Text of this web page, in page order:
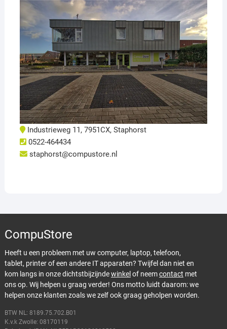
Industrieweg 11, 7951CX, Staphorst
0522-464434
staphorst@compustore.nl
CompuStore
Heeft u een probleem met uw computer, laptop, telefoon,
tablet, printer of een andere IT apparaten? Twijfel dan niet en
kom langs in onze dichtstbijzijndewinkel of neemcontact met
ons op. Wij helpen u graag verder! Ons motto luidt daarom: we
helpen onze klanten zoals we zelf ook graag geholpen worden.
BTW NL: 8189.75.702.B01
K.v.k Zwolle: 08170119